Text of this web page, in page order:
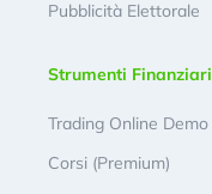
Pubblicità Elettorale
Strumenti Finanziari
Trading Online Demo
Corsi (Premium)